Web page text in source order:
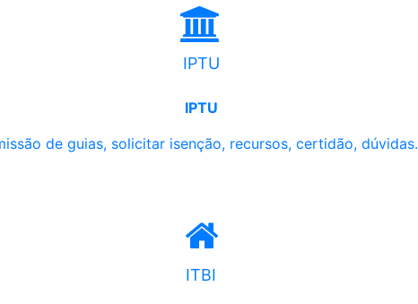
IPTU
IPTU
de guias, solicitar isenção, recursos, certidão, dúvidas.
ITBI